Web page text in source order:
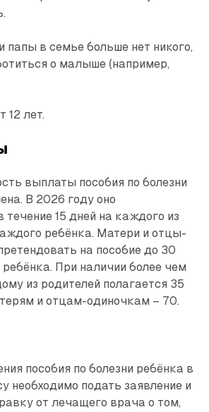
в семье больше нет никого,
о малыше (например,
12 лет.
выплаты пособия по болезни
В 2026 году оно
15 дней на каждого из
ребёнка. Матери и отцы-
на пособие до 30
При наличии более чем
из родителей полагается 35
и отцам-одиночкам – 70.
пособия по болезни ребёнка в
необходимо подать заявление и
от лечащего врача о том,